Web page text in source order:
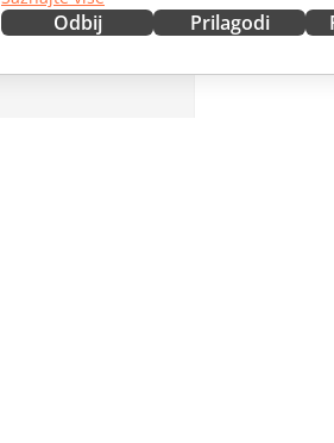
Odbij Prilagodi